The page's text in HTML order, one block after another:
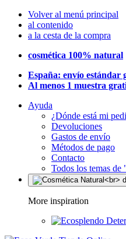
Volver al menú principal
al contenido
a la cesta de la compra
cosmética 100% natural
España: envío estándar
Al menos 1 muestra
Ayuda
¿Dónde está mi
Devoluciones
Gastos de envío
Métodos de pago
Contacto
Todos los temas
More inspiration